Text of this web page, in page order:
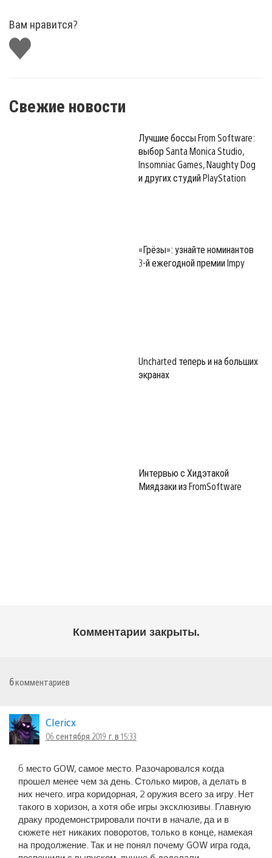
Вам нравится?
Поставить
лайк
Свежие новости
Лучшие боссы From Software:
выбор Santa Monica Studio,
Insomniac Games, Naughty Dog
и других студий PlayStation
«Грёзы»: узнайте номинантов
3-й ежегодной премии Impy
Uncharted теперь и на больших
экранах
Интервью с Хидэтакой
Миядзаки из FromSoftware
Комментарии закрыты.
6комментариев
CIericx
06 сентября 2019 г. в 15:33
6 место GOW, самое место. Разочаровался когда
прошел менее чем за день. Столько миров, а делать в
них нечего. игра коридорная, 2 оружия всего за игру. Нет
такого в хоризон, а хотя обе игры эксклюзивы. Главную
драку продемонстрировали почти в начале, да и в
сюжете нет никаких поворотов, только в конце, намекая
на продолжение. Так и не понял почему GOW игра года,